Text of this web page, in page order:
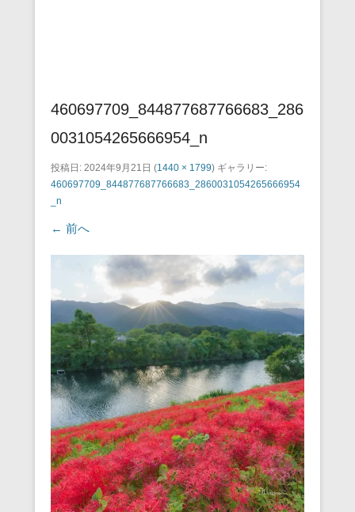
460697709_844877687766683_286
0031054265666954_n
投稿日: 2024年9月21日 (1440 × 1799) ギャラリー:
460697709_844877687766683_2860031054265666954
_n
← 前へ